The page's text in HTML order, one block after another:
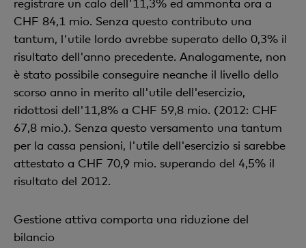
registrare un calo dell'11,3% ed ammonta ora a
CHF 84,1 mio. Senza questo contributo una
tantum, l'utile lordo avrebbe superato dello 0,3% il
risultato dell'anno precedente. Analogamente, non
è stato possibile conseguire neanche il livello dello
scorso anno in merito all'utile dell'esercizio,
ridottosi dell'11,8% a CHF 59,8 mio. (2012: CHF
67,8 mio.). Senza questo versamento una tantum
per la cassa pensioni, l'utile dell'esercizio si sarebbe
attestato a CHF 70,9 mio. superando del 4,5% il
risultato del 2012.
Gestione attiva comporta una riduzione del
bilancio